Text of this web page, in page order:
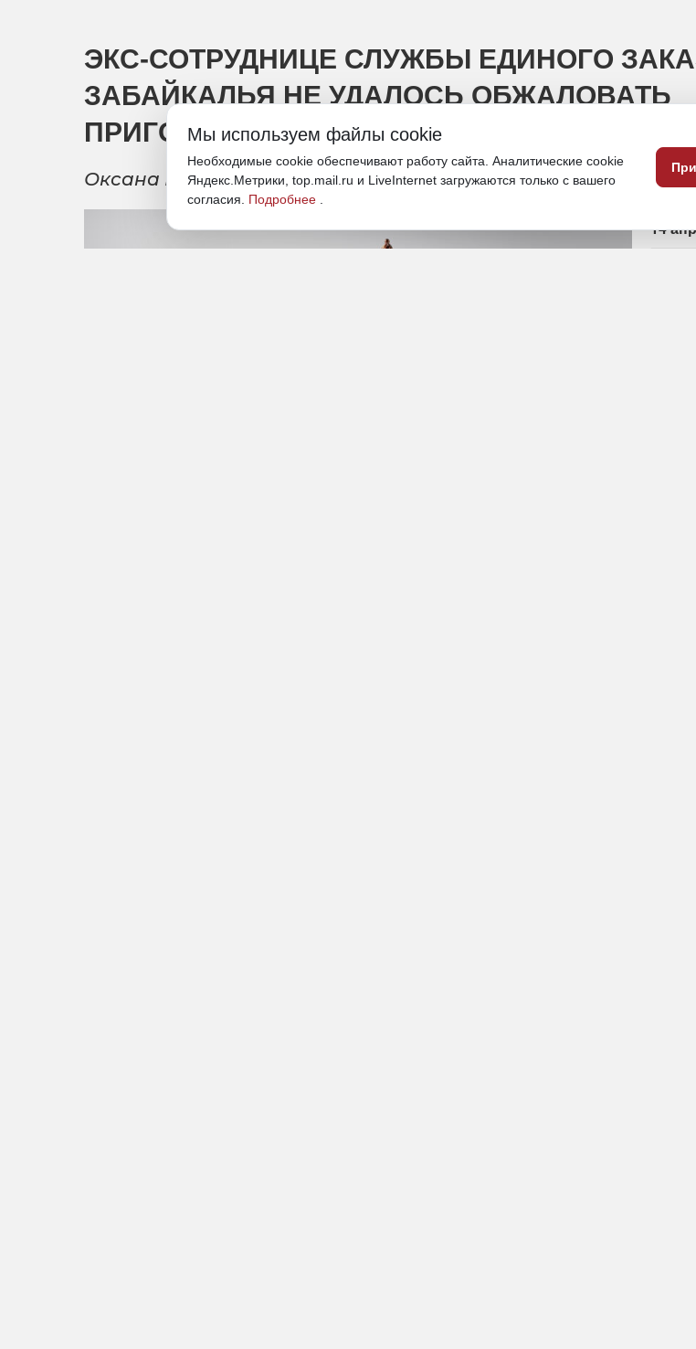
ЭКС-СОТРУДНИЦЕ СЛУЖБЫ ЕДИНОГО
ЗАБАЙКАЛЬЯ НЕ УДАЛОСЬ ОБЖАЛОВАТЬ
ПРИГОВОР
Оксана Мищенко отправится в колонию на 4 года
14
Мы используем файлы cookie
Необходимые cookie обеспечивают работу сайта. Аналитические cookie
Яндекс.Метрики, top.mail.ru и LiveInternet загружаются только с вашего
согласия. Подробнее